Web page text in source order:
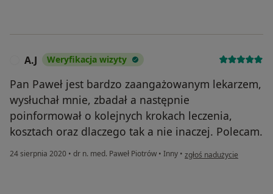
A.J Weryfikacja wizyty
Pan Paweł jest bardzo zaangażowanym lekarzem,
wysłuchał mnie, zbadał a następnie
poinformował o kolejnych krokach leczenia,
kosztach oraz dlaczego tak a nie inaczej. Polecam.
24 sierpnia 2020 • dr n. med. Paweł Piotrów • Inny • w opinii użytkownika A.J
zgłoś nadużycie